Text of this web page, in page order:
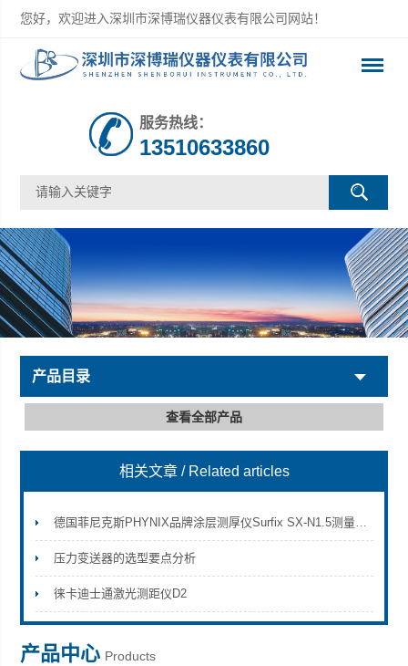
您好，欢迎进入深圳市深博瑞仪器仪表有限公司网站！
深圳市深博瑞仪器仪表有限公司
服务热线：
13510633860
产品目录
查看全部产品
相关文章 / Related articles
德国菲尼克斯PHYNIX品牌涂层测厚仪Surfix SX-N1.5测量不锈钢材料上镀铜
压力变送器的选型要点分析
徕卡迪士通激光测距仪D2
产品中心 Products